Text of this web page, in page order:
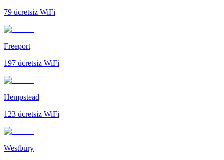
79 ücretsiz WiFi
Freeport
197 ücretsiz WiFi
Hempstead
123 ücretsiz WiFi
Westbury